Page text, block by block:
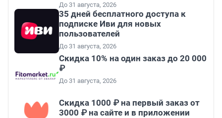
До 31 августа, 2026
35 дней бесплатного доступа к
подписке Иви для новых
пользователей
До 31 августа, 2026
Скидка 10% на один заказ до 20 000
₽
До 31 августа, 2026
Скидка 1000 ₽ на первый заказ от
3000 ₽ на сайте и в приложении